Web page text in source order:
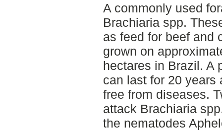
A commonly used
Brachiaria spp.
as feed for beef and
grown on
hectares in Brazil. A
can last for 20 years
free from diseases.
attack Brachiaria
the nematodes